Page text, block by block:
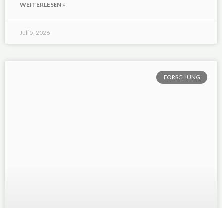
WEITERLESEN »
Juli 5, 2026
FORSCHUNG